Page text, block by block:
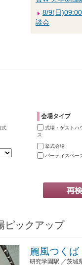
8/9(日
談会
式
会場タイプ
式場・ゲストハ
ス
挙式会場
パーティスペー
ピックアップ
麗風つく
研究学園駅 ／茨城